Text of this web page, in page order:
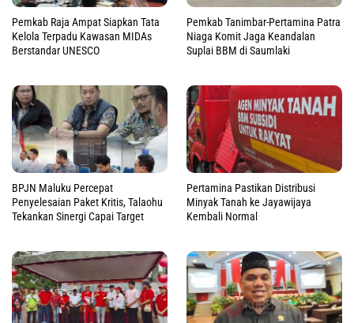
Pemkab Raja Ampat Siapkan Tata
Kelola Terpadu Kawasan MIDAs
Berstandar UNESCO
Pemkab Tanimbar-Pertamina Patra
Niaga Komit Jaga Keandalan
Suplai BBM di Saumlaki
BPJN Maluku Percepat
Penyelesaian Paket Kritis, Talaohu
Tekankan Sinergi Capai Target
Pertamina Pastikan Distribusi
Minyak Tanah ke Jayawijaya
Kembali Normal